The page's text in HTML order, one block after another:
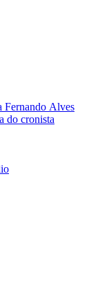
Fernando Alves
do cronista